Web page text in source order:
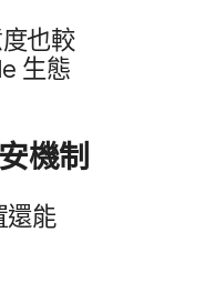
也​較​
生態​
機制
還​能​